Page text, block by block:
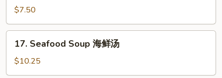
Soup
蔬
菜
$7.50
Seafood
Soup
海
17. Seafood Soup 海鲜汤
$10.25